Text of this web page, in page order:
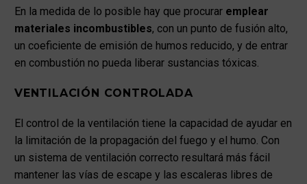
En la medida de lo posible hay que procurar emplear
materiales incombustibles, con un punto de fusión alto,
un coeficiente de emisión de humos reducido, y de entrar
en combustión no pueda liberar sustancias tóxicas.
VENTILACIÓN CONTROLADA
El control de la ventilación tiene la capacidad de ayudar en
la limitación de la propagación del fuego y el humo. Con
un sistema de ventilación correcto resultará más fácil
mantener las vías de escape y las escaleras libres de